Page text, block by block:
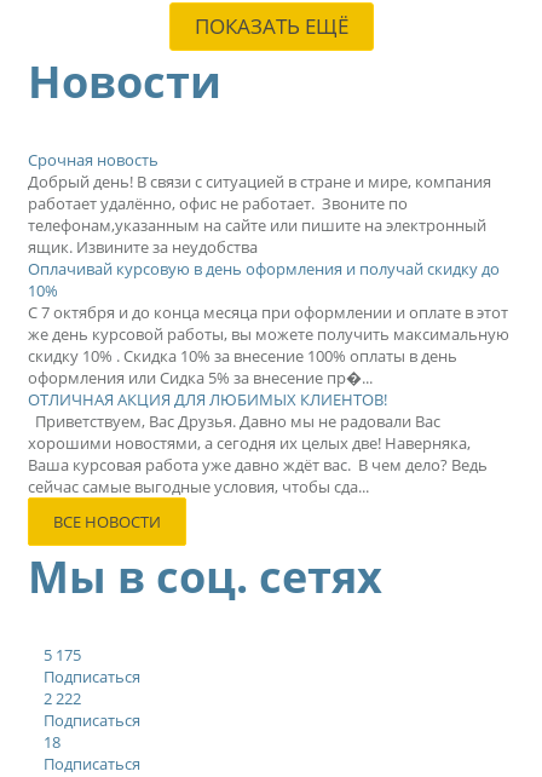
ПОКАЗАТЬ ЕЩЁ
Новости
Срочная новость
Добрый день! В связи с ситуацией в стране и мире, компания
работает удалённо, офис не работает. Звоните по
телефонам,указанным на сайте или пишите на электронный
ящик. Извините за неудобства
Оплачивай курсовую в день оформления и получай скидку до
10%
С 7 октября и до конца месяца при оформлении и оплате в этот
же день курсовой работы, вы можете получить максимальную
скидку 10% . Скидка 10% за внесение 100% оплаты в день
оформления или Сидка 5% за внесение пр�...
ОТЛИЧНАЯ АКЦИЯ ДЛЯ ЛЮБИМЫХ КЛИЕНТОВ!
Приветствуем, Вас Друзья. Давно мы не радовали Вас
хорошими новостями, а сегодня их целых две! Наверняка,
Ваша курсовая работа уже давно ждёт вас. В чем дело? Ведь
сейчас самые выгодные условия, чтобы сда...
ВСЕ НОВОСТИ
Мы в соц. сетях
5 175
Подписаться
2 222
Подписаться
18
Подписаться